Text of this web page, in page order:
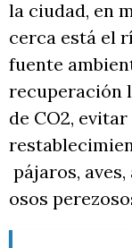
la ciudad, en
cerca está el
fuente
recuperación
de CO2,
pájaros,
osos